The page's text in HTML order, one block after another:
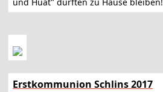
Erstkommunion Schlins 2017